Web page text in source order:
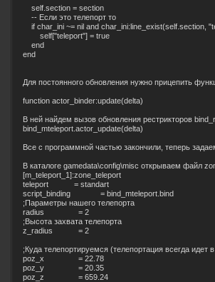
self.section = section
-- Если это телепорт то
if char_ini ~= nil and char_ini:line_exist(self.section,
self["teleport"] = true
end
end
Для постоянного обновления нужно прицепить
function actor_binder:update(delta)
В ней найдем вызов обновления рестрикторов
bind_mteleport.actor_update(delta)
Все с программной частью закончили, теперь
В каталоге gamedata\config\misc открываем файл
[m_teleport_1]:zone_teleport
teleport = standart
script_binding = bind_mteleport.bind
;Параметры нашего телепорта
radius = 2
;Высота захвата телепорта
z_radius = 2
;Куда телепортируемся (телепортация всегда идет
poz_x = 22.78
poz_y = 20.35
poz_z = 659.24